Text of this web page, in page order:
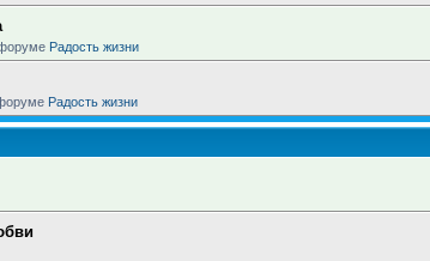
Радость жизни
Радость жизни